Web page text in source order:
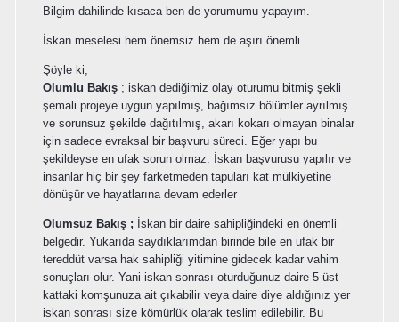
Bilgim dahilinde kısaca ben de yorumumu yapayım.
İskan meselesi hem önemsiz hem de aşırı önemli.
Şöyle ki;
Olumlu Bakış ; iskan dediğimiz olay oturumu bitmiş şekli
şemali projeye uygun yapılmış, bağımsız bölümler ayrılmış
ve sorunsuz şekilde dağıtılmış, akarı kokarı olmayan binalar
için sadece evraksal bir başvuru süreci. Eğer yapı bu
şekildeyse en ufak sorun olmaz. İskan başvurusu yapılır ve
insanlar hiç bir şey farketmeden tapuları kat mülkiyetine
dönüşür ve hayatlarına devam ederler
Olumsuz Bakış ; İskan bir daire sahipliğindeki en önemli
belgedir. Yukarıda saydıklarımdan birinde bile en ufak bir
tereddüt varsa hak sahipliği yitimine gidecek kadar vahim
sonuçları olur. Yani iskan sonrası oturduğunuz daire 5 üst
kattaki komşunuza ait çıkabilir veya daire diye aldığınız yer
iskan sonrası size kömürlük olarak teslim edilebilir. Bu